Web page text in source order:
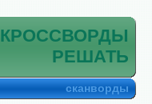
КРОССВОРДЫ
РЕШАТЬ
сканворды